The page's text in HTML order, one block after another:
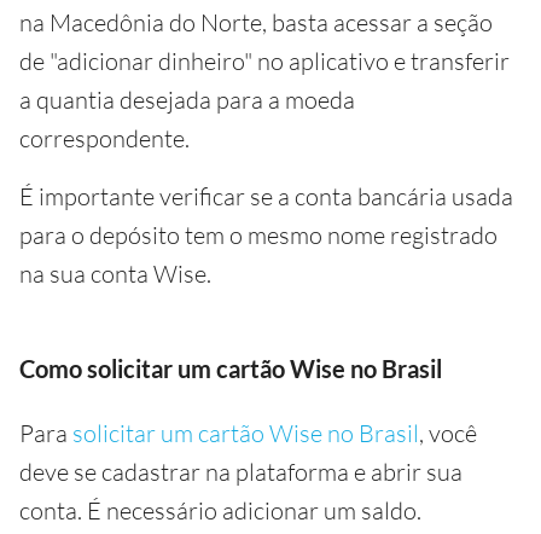
na Macedônia do Norte, basta acessar a seção
de "adicionar dinheiro" no aplicativo e transferir
a quantia desejada para a moeda
correspondente.
É importante verificar se a conta bancária usada
para o depósito tem o mesmo nome registrado
na sua conta Wise.
Como solicitar um cartão Wise no Brasil
Para solicitar um cartão Wise no Brasil, você
deve se cadastrar na plataforma e abrir sua
conta. É necessário adicionar um saldo.